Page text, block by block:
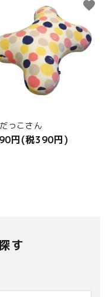
っこさん
円(税390円)
favorite
す